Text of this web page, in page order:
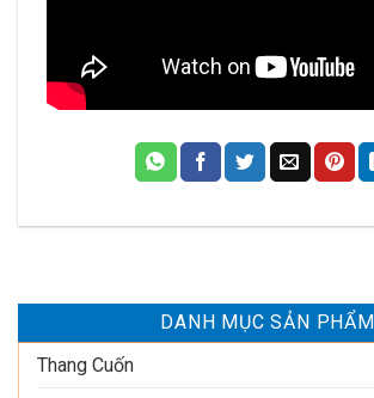
DANH MỤC SẢN PHẨM
Thang Cuốn